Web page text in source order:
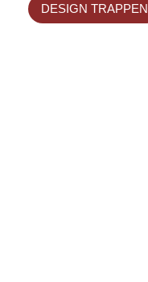
DESIGN TRAPPEN